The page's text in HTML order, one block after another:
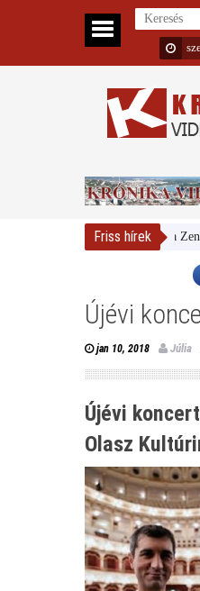
Friss hírek
Galéria és a Danubia Zenekar
Újévi
jan 10, 2018 Júlia
Újévi
Olasz